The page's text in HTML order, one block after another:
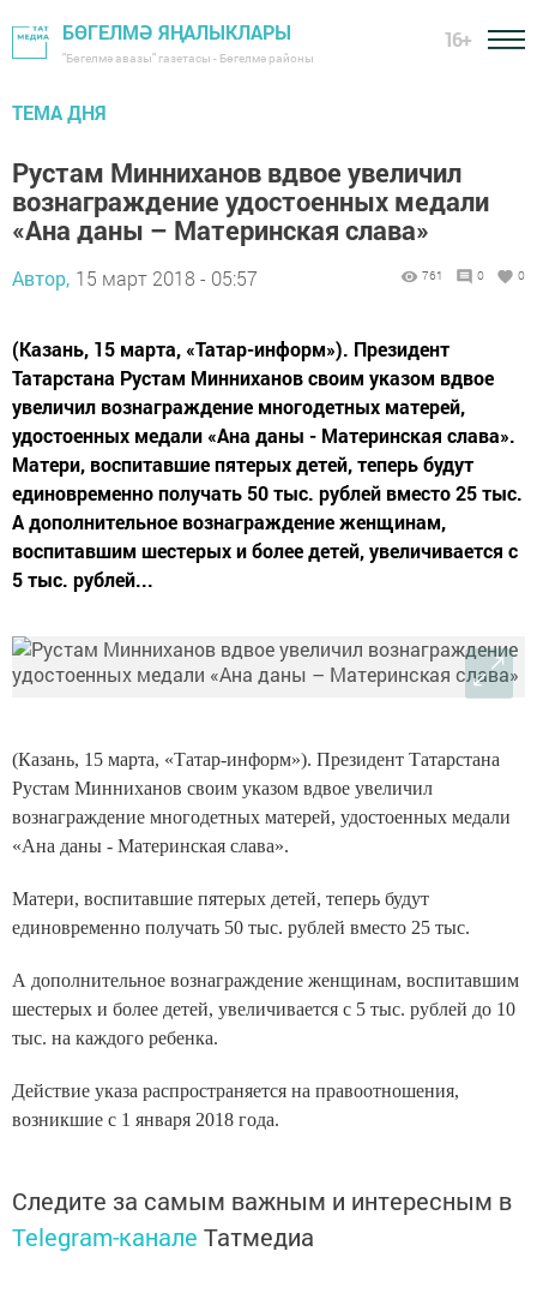
БӨГЕЛМӘ ЯҢАЛЫКЛАРЫ
"Бөгелмә авазы" газетасы - Бөгелмә районы
16+
ТЕМА ДНЯ
Рустам Минниханов вдвое увеличил
вознаграждение удостоенных медали
«Ана даны – Материнская слава»
Автор, 15 март 2018 - 05:57 761 0 0
(Казань, 15 марта, «Татар-информ»). Президент
Татарстана Рустам Минниханов своим указом вдвое
увеличил вознаграждение многодетных матерей,
удостоенных медали «Ана даны - Материнская слава».
Матери, воспитавшие пятерых детей, теперь будут
единовременно получать 50 тыс. рублей вместо 25 тыс.
А дополнительное вознаграждение женщинам,
воспитавшим шестерых и более детей, увеличивается с
5 тыс. рублей...
(Казань, 15 марта, «Татар-информ»). Президент Татарстана
Рустам Минниханов своим указом вдвое увеличил
вознаграждение многодетных матерей, удостоенных медали
«Ана даны - Материнская слава».
Матери, воспитавшие пятерых детей, теперь будут
единовременно получать 50 тыс. рублей вместо 25 тыс.
А дополнительное вознаграждение женщинам, воспитавшим
шестерых и более детей, увеличивается с 5 тыс. рублей до 10
тыс. на каждого ребенка.
Действие указа распространяется на правоотношения,
возникшие с 1 января 2018 года.
Следите за самым важным и интересным в
Telegram-канале Татмедиа